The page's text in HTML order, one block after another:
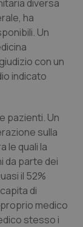
diversa
ha
Un
con un
indicato
pazienti. Un
sulla
le quali la
da parte dei
il 52%
di
medico
stesso i